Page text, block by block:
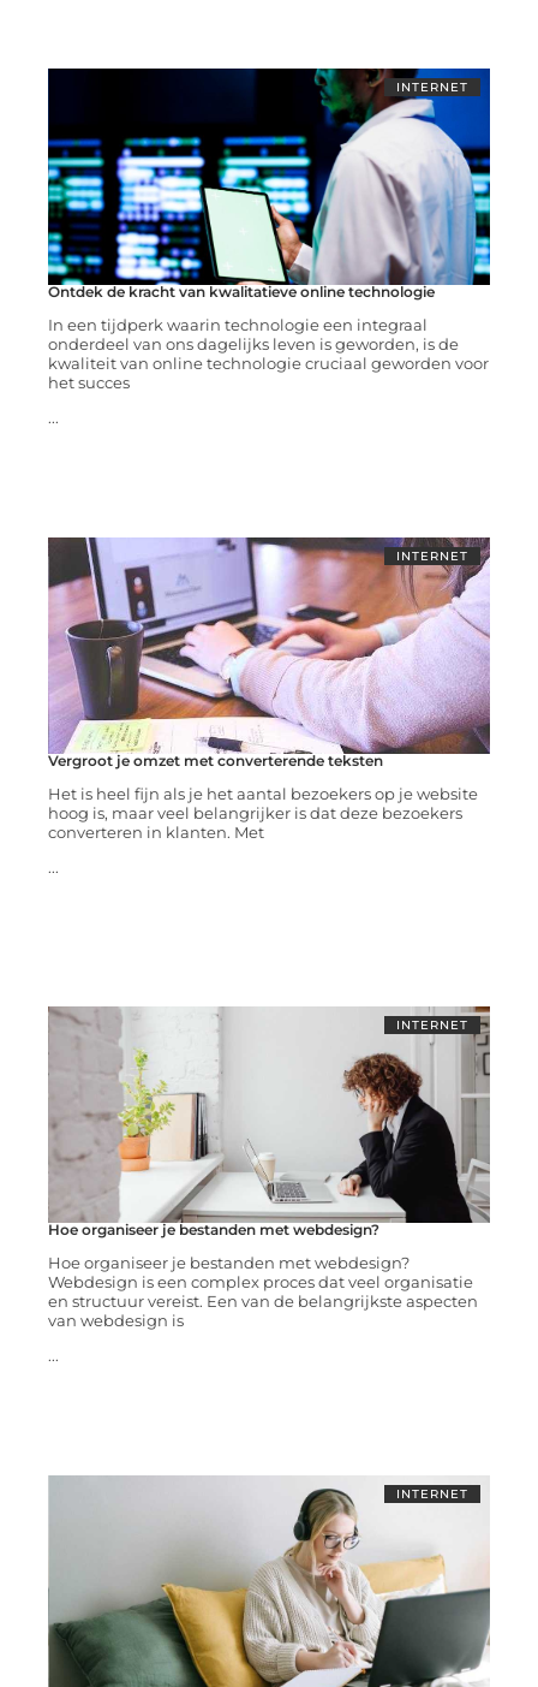
INTERNET
Ontdek de kracht van kwalitatieve online technologie
In een tijdperk waarin technologie een integraal
onderdeel van ons dagelijks leven is geworden, is de
kwaliteit van online technologie cruciaal geworden voor
het succes
...
INTERNET
Vergroot je omzet met converterende teksten
Het is heel fijn als je het aantal bezoekers op je website
hoog is, maar veel belangrijker is dat deze bezoekers
converteren in klanten. Met
...
INTERNET
Hoe organiseer je bestanden met webdesign?
Hoe organiseer je bestanden met webdesign?
Webdesign is een complex proces dat veel organisatie
en structuur vereist. Een van de belangrijkste aspecten
van webdesign is
...
INTERNET